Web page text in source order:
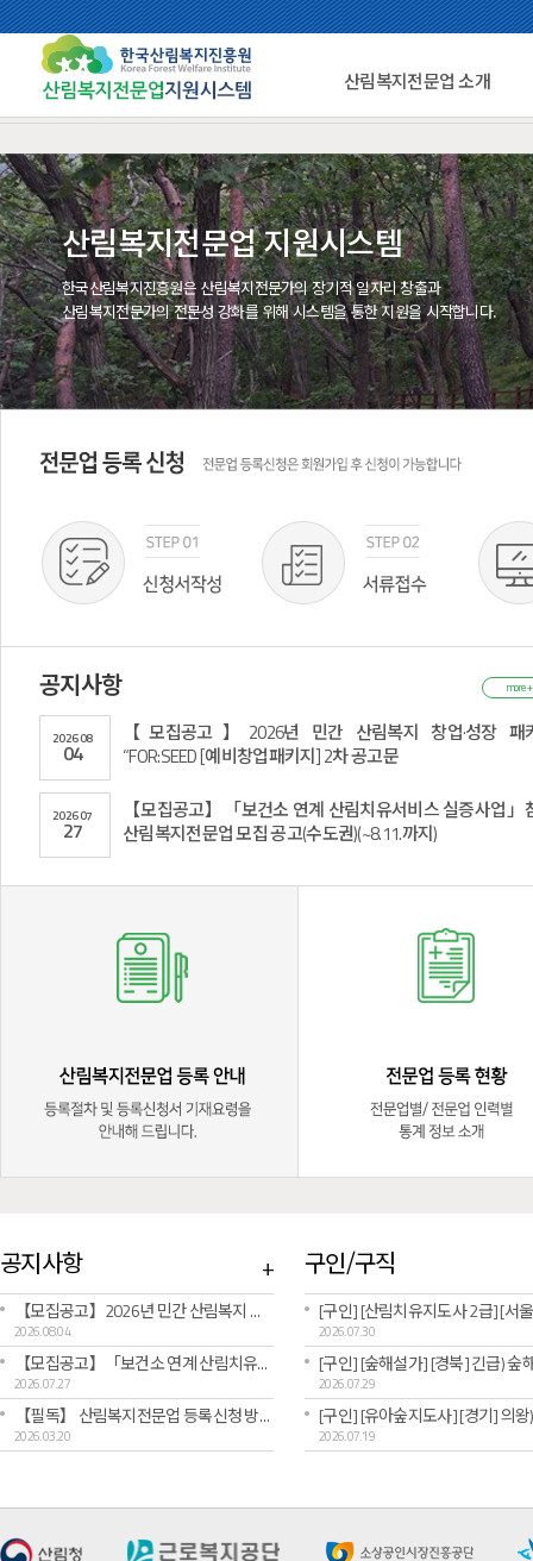
산림복지전문업 소개
산림복지전문업 지원시스템
한국산림복지진흥원은 산림복지전문가의 장기적 일자리 창출과
산림복지전문가의 전문성 강화를 위해 시스템을 통한 지원을 시작합니다.
공지사항 more +
202608
04
【모집공고】2026년 민간 산림복지 창업·성장 패
“FOR:SEED [예비창업패키지] 2차 공고문
202607
27
【모집공고】「보건소 연계 산림치유서비스 실증사업」
산림복지전문업 모집 공고(수도권)(~8.11.까지)
공지사항 +
【모집공고】2026년 민간 산림복지 창업·성장 패키지 “FOR:SEED [예비창업패키지] 2차 공고문
2026.08.04
【모집공고】「보건소 연계 산림치유서비스 실증사업」참여 산림복지전문업 모집 공고(수도권)(~8.11.까지)
2026.07.27
【필독】 산림복지전문업 등록신청 방법 및 주의사항 안내
2026.03.20
구인/구직
2026.07.30
2026.07.29
2026.07.19